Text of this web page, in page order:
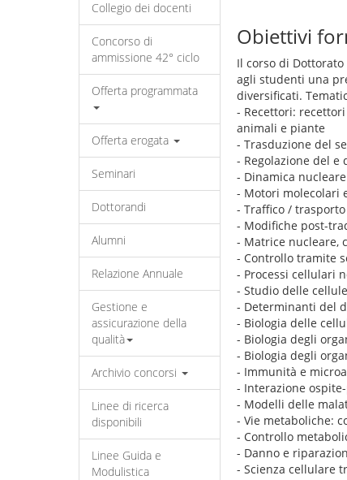
Collegio dei docenti
Concorso di
ammissione 42° ciclo
Offerta programmata
Offerta erogata
Seminari
Dottorandi
Alumni
Relazione Annuale
Gestione e
assicurazione della
qualità
Archivio concorsi
Linee di ricerca
disponibili
Linee Guida e
Modulistica
Obiettivi
Il corso di
agli studenti una
diversificati.
- Recettori:
animali e piante
- Trasduzione del
- Regolazione del e
- Dinamica
- Motori molecolari
- Traffico /
- Modifiche post-
- Matrice nucleare,
- Controllo tramite
- Processi cellulari
- Studio delle
- Determinanti del
- Biologia delle
- Biologia degli
- Biologia degli
- Immunità e
- Interazione
- Modelli delle
- Vie metaboliche:
- Controllo
- Danno e
- Scienza cellulare